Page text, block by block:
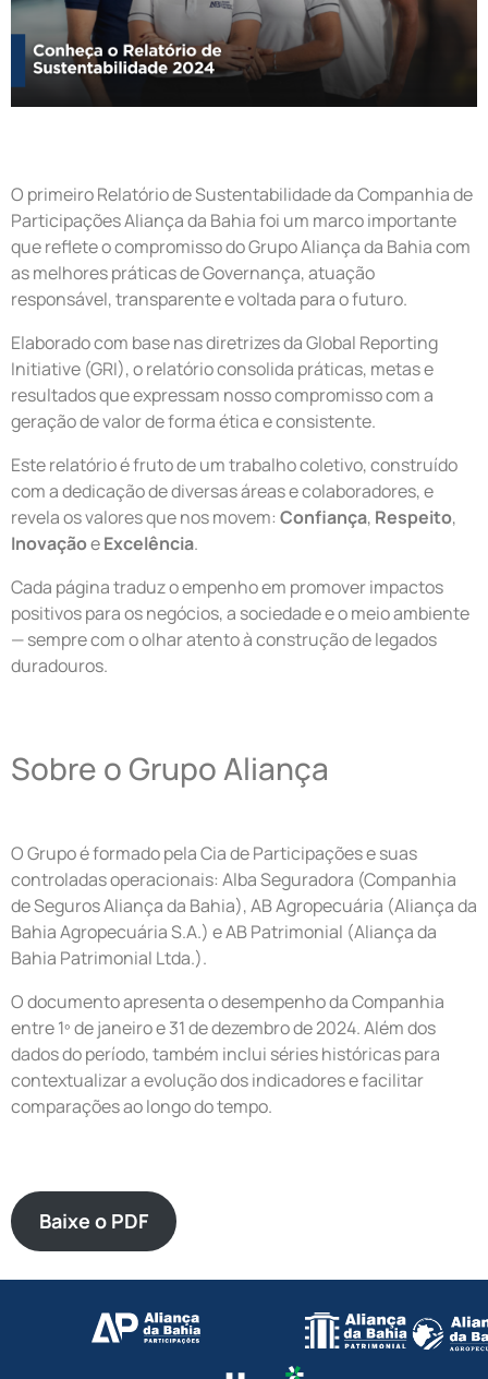
O primeiro Relatório de Sustentabilidade da Companhia de
Participações Aliança da Bahia foi um marco importante
que reflete o compromisso do Grupo Aliança da Bahia com
as melhores práticas de Governança, atuação
responsável, transparente e voltada para o futuro.
Elaborado com base nas diretrizes da Global Reporting
Initiative (GRI), o relatório consolida práticas, metas e
resultados que expressam nosso compromisso com a
geração de valor de forma ética e consistente.
Este relatório é fruto de um trabalho coletivo, construído
com a dedicação de diversas áreas e colaboradores, e
revela os valores que nos movem: Confiança, Respeito,
InovaçãoeExcelência.
Cada página traduz o empenho em promover impactos
positivos para os negócios, a sociedade e o meio ambiente
— sempre com o olhar atento à construção de legados
duradouros.
Sobre o Grupo Aliança
O Grupo é formado pela Cia de Participações e suas
controladas operacionais: Alba Seguradora (Companhia
de Seguros Aliança da Bahia), AB Agropecuária (Aliança da
Bahia Agropecuária S.A.) e AB Patrimonial (Aliança da
Bahia Patrimonial Ltda.).
O documento apresenta o desempenho da Companhia
entre 1º de janeiro e 31 de dezembro de 2024. Além dos
dados do período, também inclui séries históricas para
contextualizar a evolução dos indicadores e facilitar
comparações ao longo do tempo.
Baixe o PDF